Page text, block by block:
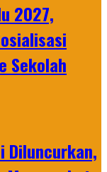
2027,
Sekolah
Diluncurkan,